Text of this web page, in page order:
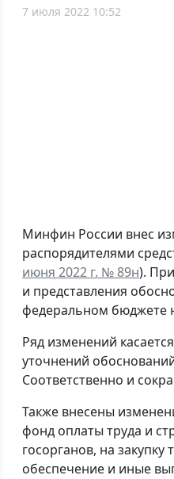
7 июля 2022 10:52
Минфин России внес
распорядителями
июня 2022 г. № 89н).
и представления
федеральном бюджете
Ряд изменений
уточнений
Соответственно и
Также внесены
фонд оплаты труда и
госорганов, на
обеспечение и иные